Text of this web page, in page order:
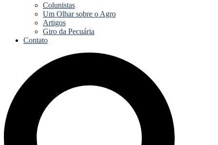
Colunistas
Um Olhar sobre o Agro
Artigos
Giro da Pecuária
Contato